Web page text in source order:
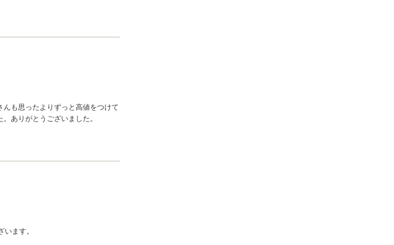
対する的確な回答などとても信頼
の電話は正直うんざりしました
も思ったよりずっと高値をつけて
ありがとうございました。
ます。